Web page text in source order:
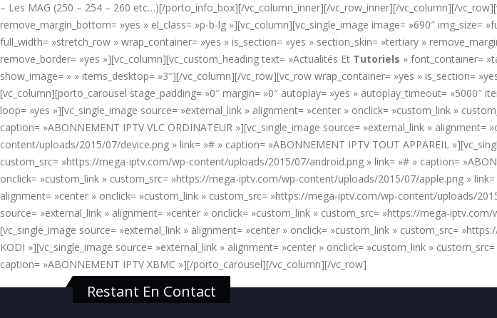
– Les MAG (250 – 254 – 260 etc…)[/porto_info_box][/vc_column_inner][/vc_row_inner][/vc_column][/
remove_margin_bottom= »yes » el_class= »p-b-lg »][vc_column][vc_single_image image= »690″ img_size=
full_width= »stretch_row » wrap_container= »yes » is_section= »yes » section_skin= »tertiary »
remove_border= »yes »][vc_column][vc_custom_heading text= »Actualités Et Tutoriels » font_container=
show_image= » » items_desktop= »3″][/vc_column][/vc_row][vc_row wrap_container= »yes » is_section=
[vc_column][porto_carousel stage_padding= »0″ margin= »0″ autoplay= »yes » autoplay_timeout= »5000″
loop= »yes »][vc_single_image source= »external_link » alignment= »center » onclick= »custom_link »
caption= »ABONNEMENT IPTV VLC ORDINATEUR »][vc_single_image source= »external_link »
content/uploads/2015/07/device.png » link= »# » caption= »ABONNEMENT IPTV TOUT APPAREIL
custom_src= »https://mega-iptv.com/wp-content/uploads/2015/07/android.png » link= »# » caption=
onclick= »custom_link » custom_src= »https://mega-iptv.com/wp-content/uploads/2015/07/apple.png »
alignment= »center » onclick= »custom_link » custom_src= »https://mega-iptv.com/wp-content/uploads/
source= »external_link » alignment= »center » onclick= »custom_link » custom_src= »https://mega-
[vc_single_image source= »external_link » alignment= »center » onclick= »custom_link » custom_src=
KODI »][vc_single_image source= »external_link » alignment= »center » onclick= »custom_link »
caption= »ABONNEMENT IPTV XBMC »][/porto_carousel][/vc_column][/vc_row]
Restant En Contact